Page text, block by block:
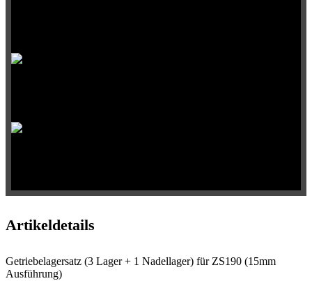
Artikeldetails
Getriebelagersatz (3 Lager + 1 Nadellager) für ZS190 (15mm
Ausführung)